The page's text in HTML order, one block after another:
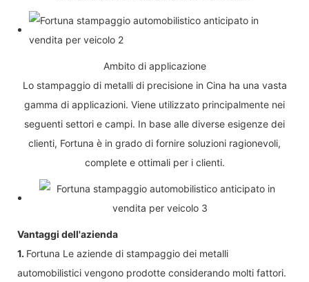
Ambito di applicazione
Lo stampaggio di metalli di precisione in Cina ha una vasta
gamma di applicazioni. Viene utilizzato principalmente nei
seguenti settori e campi. In base alle diverse esigenze dei
clienti, Fortuna è in grado di fornire soluzioni ragionevoli,
complete e ottimali per i clienti.
Vantaggi dell'azienda
1. Fortuna Le aziende di stampaggio dei metalli
automobilistici vengono prodotte considerando molti fattori.